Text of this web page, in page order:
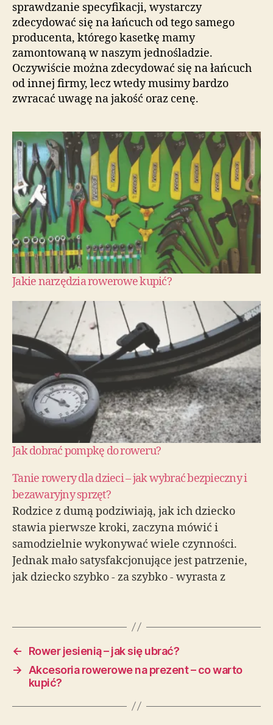
sprawdzanie specyfikacji, wystarczy
zdecydować się na łańcuch od tego samego
producenta, którego kasetkę mamy
zamontowaną w naszym jednośladzie.
Oczywiście można zdecydować się na łańcuch
od innej firmy, lecz wtedy musimy bardzo
zwracać uwagę na jakość oraz cenę.
Jakie narzędzia rowerowe kupić?
Jak dobrać pompkę do roweru?
Tanie rowery dla dzieci – jak wybrać bezpieczny i
bezawaryjny sprzęt?
Rodzice z dumą podziwiają, jak ich dziecko
stawia pierwsze kroki, zaczyna mówić i
samodzielnie wykonywać wiele czynności.
Jednak mało satysfakcjonujące jest patrzenie,
jak dziecko szybko - za szybko - wyrasta z
rowerem dla dziecka - bardzo szybko…
←
Rower jesienią – jak się ubrać?
→
Akcesoria rowerowe na prezent – co warto
kupić?